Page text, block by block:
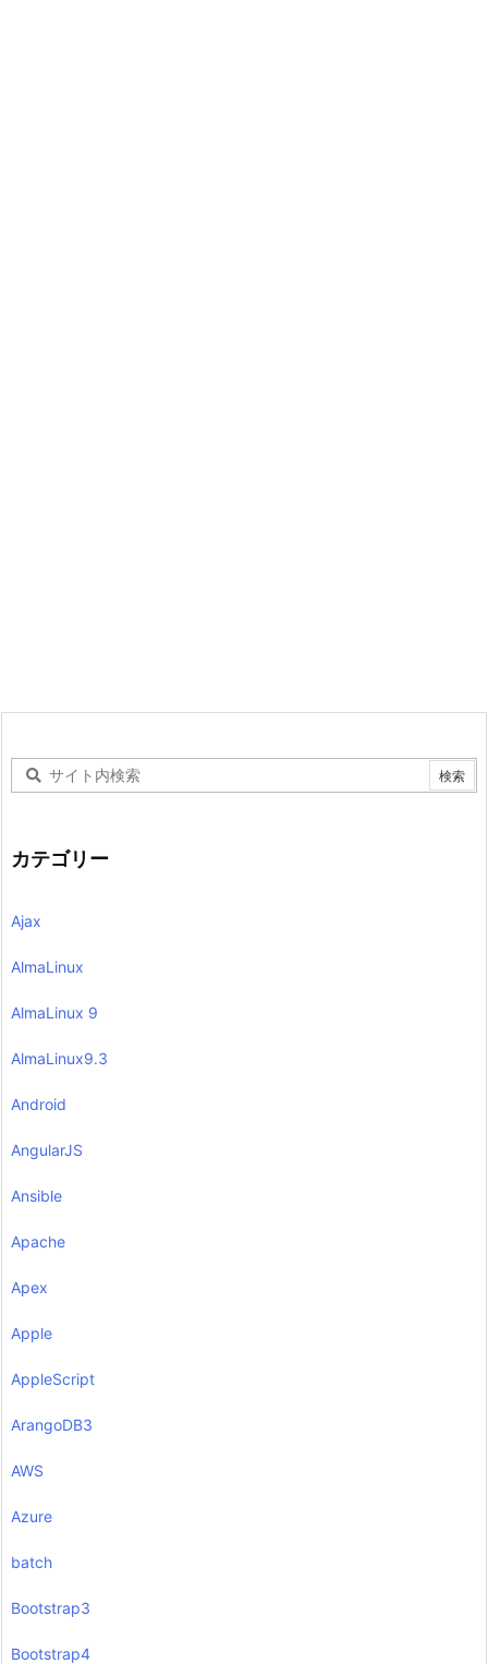
カテゴリー
Ajax
AlmaLinux
AlmaLinux 9
AlmaLinux9.3
Android
AngularJS
Ansible
Apache
Apex
Apple
AppleScript
ArangoDB3
AWS
Azure
batch
Bootstrap3
Bootstrap4